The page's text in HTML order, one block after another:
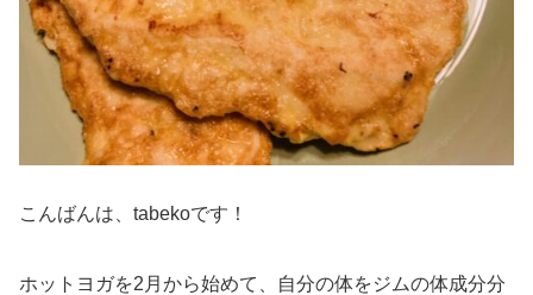
こんばんは、tabekoです！
ホットヨガを2月から始めて、自分の体をジムの体成分分